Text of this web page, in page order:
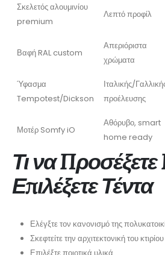
Σκελετός αλουμινίου
premium
Λεπτό προφίλ
Βαφή RAL custom
Απεριόριστα
χρώματα
Ύφασμα
Tempotest/Dickson
Ιταλικής/
προέλευσης
Μοτέρ Somfy iO
Αθόρυβο, smart
home ready
Τι να Προσέξετε
Επιλέξετε Τέντα
Ελέγξτε τον κανονισμό της
Σκεφτείτε την αρχιτεκτονική του κτιρίου